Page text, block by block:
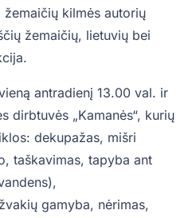
kilmės autorių
žemaičių, lietuvių bei
antradienį 13.00 val. ir
dirbtuvės „Kamanės“, kurių
dekupažas, mišri
taškavimas, tapyba ant
gamyba, nėrimas,